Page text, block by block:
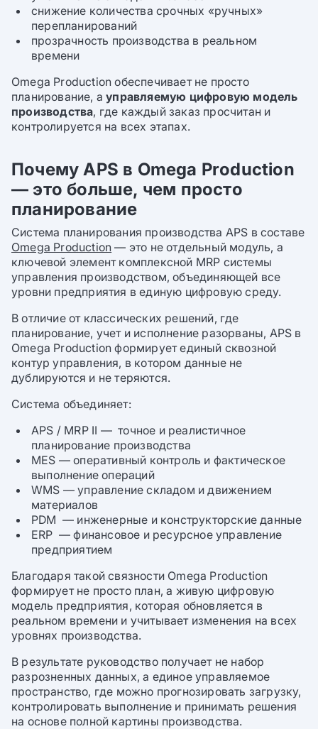
снижение количества срочных «ручных»
перепланирований
прозрачность производства в реальном
времени
Omega Production обеспечивает не просто
планирование, ауправляемую цифровую модель
производства, где каждый заказ просчитан и
контролируется на всех этапах.
Почему APS в Omega Production
— это больше, чем просто
планирование
Система планирования производства APS в составе
Omega Production — это не отдельный модуль, а
ключевой элемент комплексной MRP системы
управления производством, объединяющей все
уровни предприятия в единую цифровую среду.
В отличие от классических решений, где
планирование, учет и исполнение разорваны, APS в
Omega Production формирует единый сквозной
контур управления, в котором данные не
дублируются и не теряются.
Система объединяет:
APS / MRP II — точное и реалистичное
планирование производства
MES — оперативный контроль и фактическое
выполнение операций
WMS — управление складом и движением
материалов
PDM — инженерные и конструкторские данные
ERP — финансовое и ресурсное управление
предприятием
Благодаря такой связности Omega Production
формирует не просто план, а живую цифровую
модель предприятия, которая обновляется в
реальном времени и учитывает изменения на всех
уровнях производства.
В результате руководство получает не набор
разрозненных данных, а единое управляемое
пространство, где можно прогнозировать загрузку,
контролировать выполнение и принимать решения
на основе полной картины производства.